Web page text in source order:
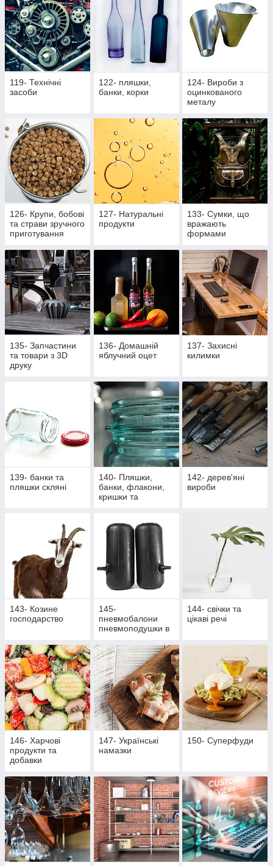
119- Технічні
засоби
122- пляшки,
банки, корки
124- Вироби з
оцинкованого
металу
126- Крупи, бобові
та страви зручного
приготування
127- Натуральні
продукти
133- Сумки, що
вражають
формами
135- Запчастини
та товари з 3D
друку
136- Домашній
яблучний оцет
137- Захисні
килимки
139- банки та
пляшки скляні
140- Пляшки,
банки, флакони,
кришки та
закупорщики
142- дерев'яні
вироби
143- Козине
господарство
145-
пневмобалони
пневмоподушки в
144- свічки та
цікаві речі
146- Харчові
продукти та
добавки
147- Українські
намазки
150- Суперфуди